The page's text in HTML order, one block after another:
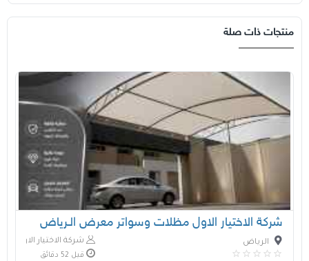
منتجات ذات صلة
شركة الاختيار الاول مظلات وسواتر معرض الـرياض
شركة الاختيار الاول الرياض
قبل 52 دقائق